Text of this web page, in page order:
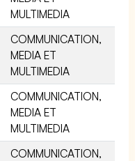
MULTIMEDIA
COMMUNICATION,
MEDIA ET
MULTIMEDIA
COMMUNICATION,
MEDIA ET
MULTIMEDIA
COMMUNICATION,